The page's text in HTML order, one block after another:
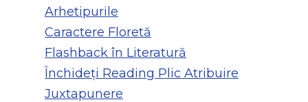
Arhetipurile
Caractere Floretă
Flashback în Literatură
Închideți Reading Plic Atribuire
Juxtapunere